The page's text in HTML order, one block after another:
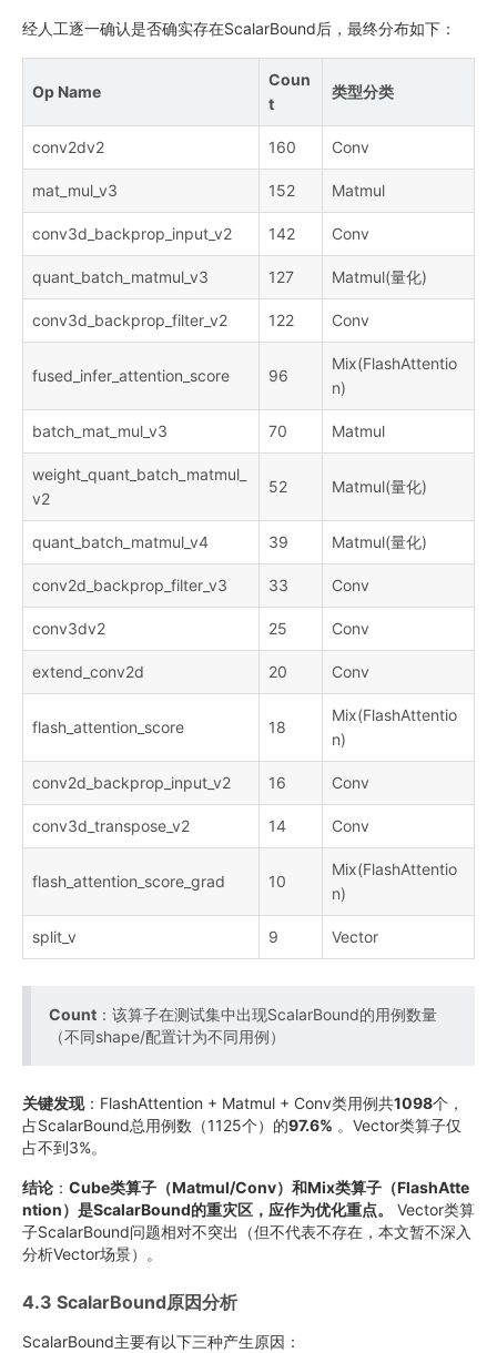
经人工逐一确认是否确实存在ScalarBound后，最终分布如下：
Op Name
Coun
t
类型分类
conv2dv2 160 Conv
mat_mul_v3 152 Matmul
conv3d_backprop_input_v2 142 Conv
quant_batch_matmul_v3 127 Matmul(量化)
conv3d_backprop_filter_v2 122 Conv
fused_infer_attention_score 96
Mix(FlashAttentio
n)
batch_mat_mul_v3 70 Matmul
weight_quant_batch_matmul_
v2
52 Matmul(量化)
quant_batch_matmul_v4 39 Matmul(量化)
conv2d_backprop_filter_v3 33 Conv
conv3dv2 25 Conv
extend_conv2d 20 Conv
flash_attention_score 18
Mix(FlashAttentio
n)
conv2d_backprop_input_v2 16 Conv
conv3d_transpose_v2 14 Conv
flash_attention_score_grad 10
Mix(FlashAttentio
n)
split_v 9 Vector
Count ：该算子在测试集中出现ScalarBound的用例数量
（不同shape/配置计为不同用例）
关键发现：FlashAttention + Matmul + Conv类用例共1098个，
占ScalarBound总用例数（1125个）的97.6% 。Vector类算子仅
占不到3%。
结论 ： Cube类算子（Matmul/Conv）和Mix类算子（FlashAtte
ntion）是ScalarBound的重灾区，应作为优化重点。
Vector类算
子ScalarBound问题相对不突出（但不代表不存在，本文暂不深入
分析Vector场景）。
4.3 ScalarBound原因分析
ScalarBound主要有以下三种产生原因：